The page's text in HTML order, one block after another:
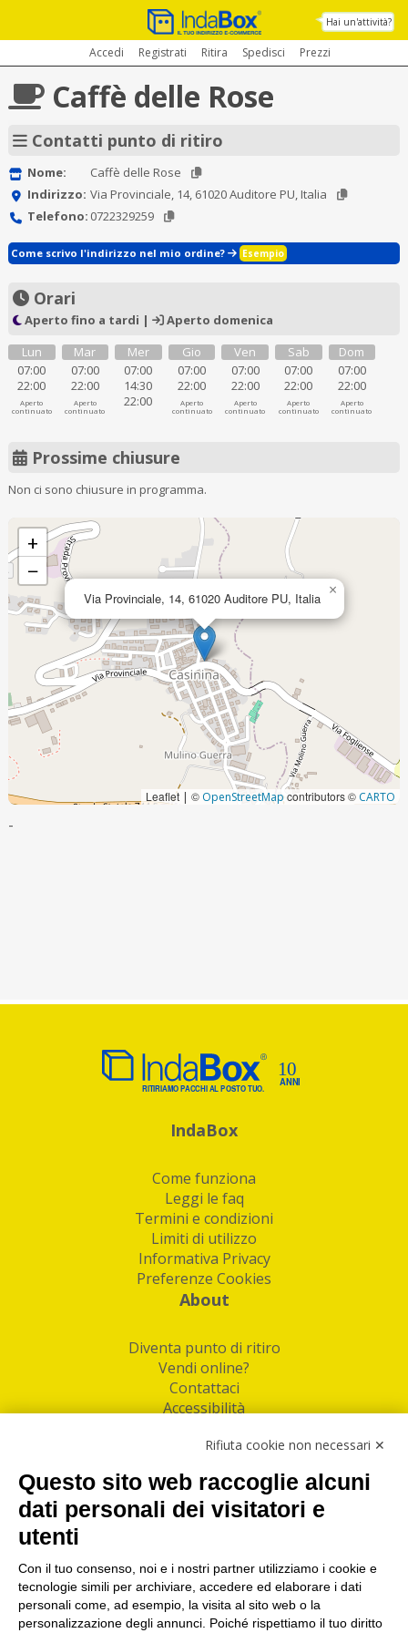
Hai un'attività?
Accedi Registrati Ritira Spedisci Prezzi
Caffè delle Rose
Contatti punto di ritiro
Nome:
Caffè delle Rose
Indirizzo: Via Provinciale, 14, 61020 Auditore PU, Italia
Telefono: 0722329259
Come scrivo l'indirizzo nel mio ordine? Esempio
Orari
Aperto fino a tardi |
Aperto domenica
Lun
07:00
22:00
Aperto
continuato
Mar
07:00
22:00
Aperto
continuato
Mer
07:00
14:30
22:00
Gio
07:00
22:00
Aperto
continuato
Ven
07:00
22:00
Aperto
continuato
Sab
07:00
22:00
Aperto
continuato
Dom
07:00
22:00
Aperto
continuato
Prossime chiusure
Non ci sono chiusure in programma.
Via Provinciale, 14, 61020 Auditore PU, Italia ×
+
−
Leaflet | © OpenStreetMapcontributors © CARTO
-
IndaBox
Come funziona
Leggi le faq
Termini e condizioni
Limiti di utilizzo
Informativa Privacy
Preferenze Cookies
About
Diventa punto di ritiro
Vendi online?
Contattaci
Accessibilità
Facebook
Linkedin
I nostri punti di ritiro e spedizione pacchi nelle
maggiori città italiane
Torino|Milano|Roma|Bologna|Firenze| Genova
Napoli|Varese
Rifiuta cookie non necessari ✕
Questo sito web raccoglie alcuni
dati personali dei visitatori e
utenti
Con il tuo consenso, noi e i nostri partner utilizziamo i cookie e
tecnologie simili per archiviare, accedere ed elaborare i dati
personali come, ad esempio, la visita al sito web o la
personalizzazione degli annunci. Poiché rispettiamo il tuo diritto